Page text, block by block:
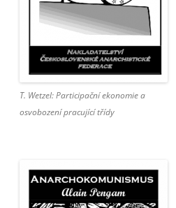
T. Wetzel: Participační ekonomie a
osvobození pracující třídy